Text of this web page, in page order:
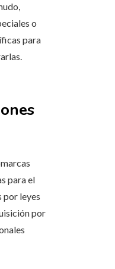
o
para
para el
por leyes
por